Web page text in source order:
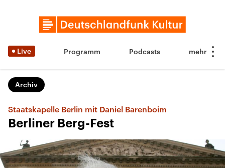
Live Programm Podcasts
Archiv
Staatskapelle Berlin mit Daniel Barenboim
Berliner Berg-Fest